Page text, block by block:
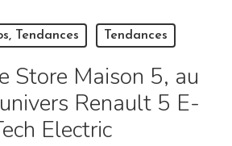
Tendances Tendances
Store Maison 5, au
Renault 5 E-
Electric